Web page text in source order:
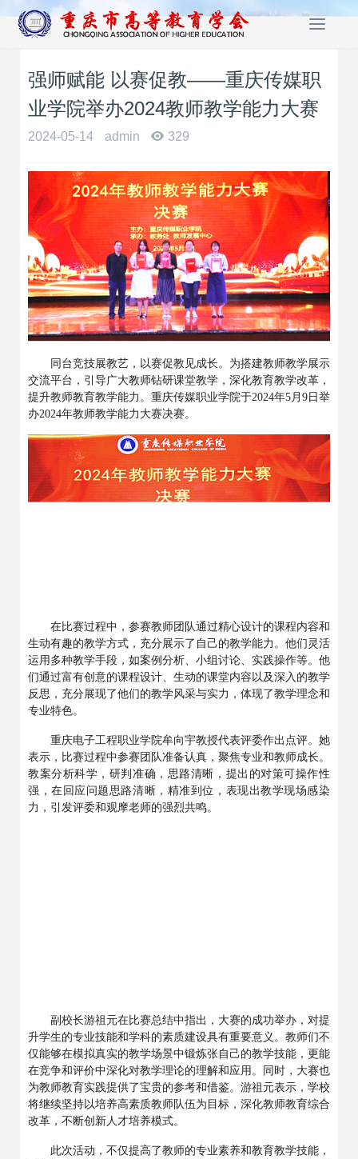
T
g
l
e
v
g
a
t
i
o
n
强师赋能 以赛促教——重庆传媒职
业学院举办2024教师教学能力大赛
2024-05-14 admin 329
同台竞技展教艺，以赛促教见成长。为搭建教师教学展示
交流平台，引导广大教师钻研课堂教学，深化教育教学改革，
提升教师教育教学能力。重庆传媒职业学院于2024年5月 9 日举
办2024年教师教学能力大赛决赛。
在比赛过程中，参赛教师团队通过精心设计的课程内容和
生动有趣的教学方式，充分展示了自己的教学能力。他们灵活
运用多种教学手段，如案例分析、小组讨论、实践操作等。他
们通过富有创意的课程设计、生动的课堂内容以及深入的教学
反思，充分展现了他们的教学风采与实力，体现了教学理念和
专业特色。
重庆电子工程职业学院牟向宇教授代表评委作出点评。她
表示，比赛过程中参赛团队准备认真，聚焦专业和教师成长。
教案分析科学，研判准确，思路清晰，提出的对策可操作性
强，在回应问题思路清晰，精准到位，表现出教学现场感染
力，引发评委和观摩老师的强烈共鸣。
副校长游祖元在比赛总结中指出，大赛的成功举办，对提
升学生的专业技能和学科的素质建设具有重要意义。教师们不
仅能够在模拟真实的教学场景中锻炼张自己的教学技能，更能
在竞争和评价中深化对教学理论的理解和应用。同时，大赛也
为教师教育实践提供了宝贵的参考和借鉴。游祖元表示，学校
将继续坚持以培养高素质教师队伍为目标，深化教师教育综合
改革，不断创新人才培养模式。
此次活动，不仅提高了教师的专业素养和教育教学技能，